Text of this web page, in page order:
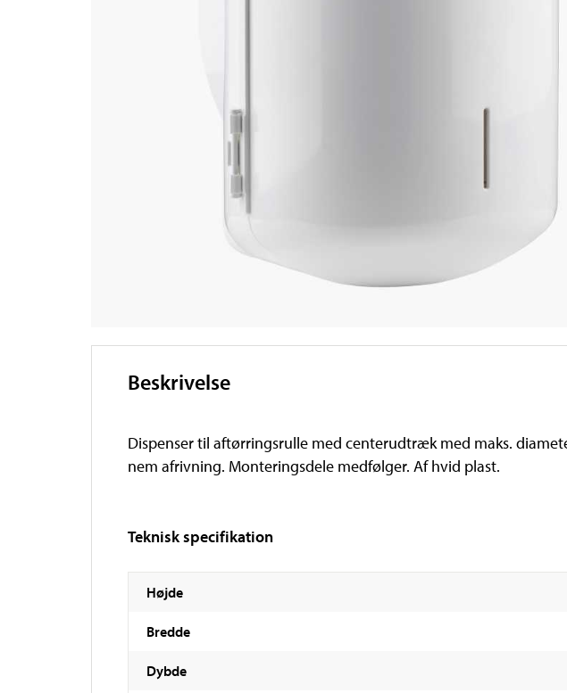
Beskrivelse
Dispenser til aftørringsrulle med centerudtræk med maks.
nem afrivning. Monteringsdele medfølger. Af hvid plast.
Teknisk specifikation
Højde
Bredde
Dybde